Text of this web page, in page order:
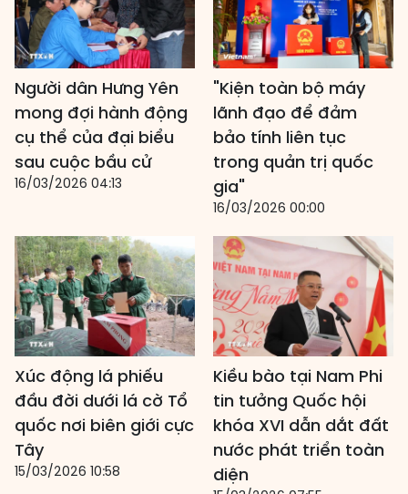
Người dân Hưng Yên
mong đợi hành động
cụ thể của đại biểu
sau cuộc bầu cử
16/03/2026 04:13
"Kiện toàn bộ máy
lãnh đạo để đảm
bảo tính liên tục
trong quản trị quốc
gia"
16/03/2026 00:00
Xúc động lá phiếu
đầu đời dưới lá cờ Tổ
quốc nơi biên giới cực
Tây
15/03/2026 10:58
Kiều bào tại Nam Phi
tin tưởng Quốc hội
khóa XVI dẫn dắt đất
nước phát triển toàn
diện